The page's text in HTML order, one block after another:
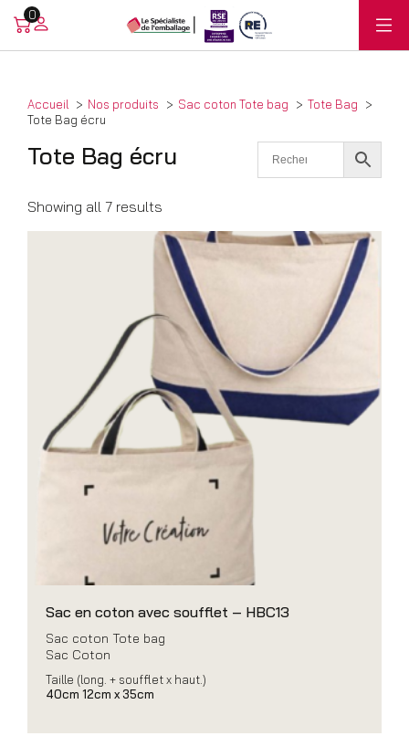
0
Accueil Nos produits Sac coton Tote bag
Tote Bag
Tote Bag écru
Tote Bag écru
Showing all 7 results
Sac en coton avec soufflet – HBC13
Sac coton Tote bag
Sac Coton
Taille (long. + soufflet x haut.)
40cm 12cm x 35cm